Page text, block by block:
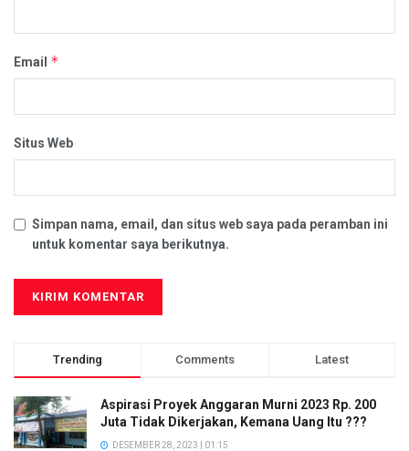
Email *
Situs Web
Simpan nama, email, dan situs web saya pada peramban ini
untuk komentar saya berikutnya.
Trending Comments Latest
Aspirasi Proyek Anggaran Murni 2023 Rp. 200
Juta Tidak Dikerjakan, Kemana Uang Itu ???
DESEMBER 28, 2023 | 01:15